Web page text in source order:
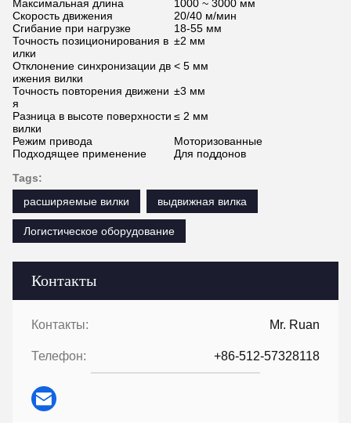
Контакты
Контакты: Mr. Ruan
Телефон: +86-512-57328118
Максимальная длина
1000 ~ 3000 мм
Скорость движения
20/40 м/мин
Сгибание при нагрузке
18-55 мм
Точность позиционирования в
илки
±2 мм
Отклонение синхронизации дв
ижения вилки
< 5 мм
Точность повторения движени
я
±3 мм
Разница в высоте поверхности
вилки
≤ 2 мм
Режим привода
Моторизованные
Подходящее применение
Для поддонов
Tags:
расширяемые вилки
выдвижная вилка
Логистическое оборудование